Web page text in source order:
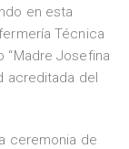
en esta
Técnica
“Madre Josefina
acreditada del
ceremonia de